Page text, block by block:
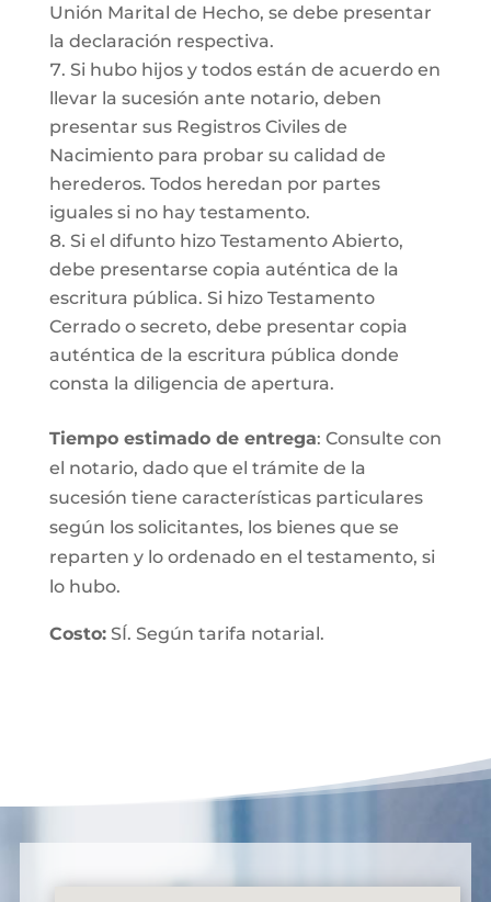
Unión Marital de Hecho, se debe presentar
la declaración respectiva.
Si hubo hijos y todos están de acuerdo en
llevar la sucesión ante notario, deben
presentar sus Registros Civiles de
Nacimiento para probar su calidad de
herederos. Todos heredan por partes
iguales si no hay testamento.
Si el difunto hizo Testamento Abierto,
debe presentarse copia auténtica de la
escritura pública. Si hizo Testamento
Cerrado o secreto, debe presentar copia
auténtica de la escritura pública donde
consta la diligencia de apertura.
Tiempo estimado de entrega: Consulte con
el notario, dado que el trámite de la
sucesión tiene características particulares
según los solicitantes, los bienes que se
reparten y lo ordenado en el testamento, si
lo hubo.
Costo:SÍ. Según tarifa notarial.